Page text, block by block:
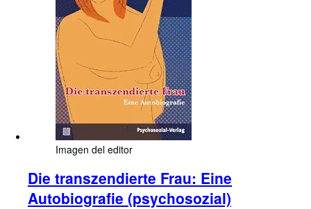
Imagen del editor
Die transzendierte Frau: Eine
Autobiografie (psychosozial)